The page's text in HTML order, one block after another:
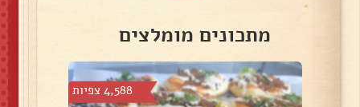
מתכונים מומלצים
4,588 צפיות